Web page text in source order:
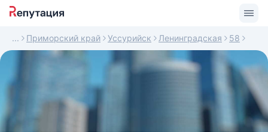
Приморский край Уссурийск Ленинградская 58